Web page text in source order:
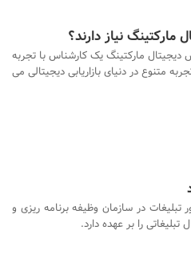
مارکتینگ نیاز دارند؟
دیجیتال مارکتینگ یک کارشناس با تجربه
متنوع در دنیای بازاریابی دیجیتالی می
تبلیغات در سازمان وظیفه برنامه ریزی و
تبلیغاتی را بر عهده دارد.